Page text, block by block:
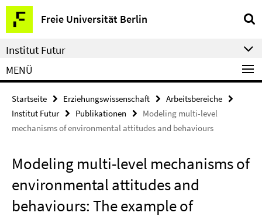
Springe
direkt
zu
Inhalt
Freie Universität Berlin
Service-
Navigation
Institut Futur
MENÜ
Startseite Erziehungswissenschaft
Arbeitsbereiche
Institut Futur
Publikationen
Modeling multi-level
mechanisms of environmental attitudes and behaviours
Modeling multi-level mechanisms of
environmental attitudes and
behaviours: The example of